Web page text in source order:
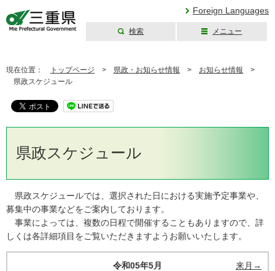
Foreign Languages
検索 メニュー
現在位置： トップページ > 県政・お知らせ情報 > お知らせ情報 >
県政スケジュール
県政スケジュール
県政スケジュールでは、選択された日における実施予定事業や、
募集中の事業などをご案内しております。
事業によっては、複数の日程で開催することもありますので、詳
しくは各詳細項目をご覧いただきますようお願いいたします。
令和05年5月 来月→